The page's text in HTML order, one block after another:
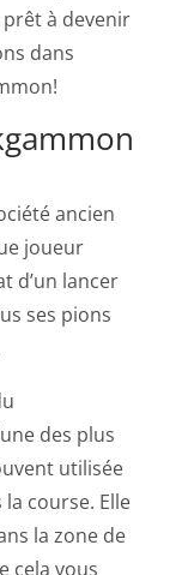
à devenir
dans
ancien
joueur
d’un lancer
ses pions
des plus
utilisée
course. Elle
la zone de
cela vous